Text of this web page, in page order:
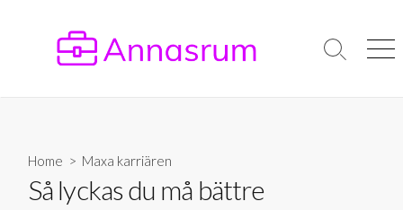
Search
Home > Maxa karriären
Så lyckas du må bättre